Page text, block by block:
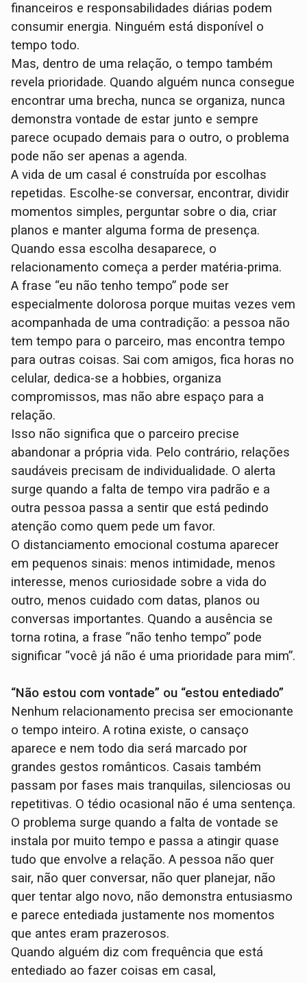
financeiros e responsabilidades diárias podem
consumir energia. Ninguém está disponível o
tempo todo.
Mas, dentro de uma relação, o tempo também
revela prioridade. Quando alguém nunca consegue
encontrar uma brecha, nunca se organiza, nunca
demonstra vontade de estar junto e sempre
parece ocupado demais para o outro, o problema
pode não ser apenas a agenda.
A vida de um casal é construída por escolhas
repetidas. Escolhe-se conversar, encontrar, dividir
momentos simples, perguntar sobre o dia, criar
planos e manter alguma forma de presença.
Quando essa escolha desaparece, o
relacionamento começa a perder matéria-prima.
A frase “eu não tenho tempo” pode ser
especialmente dolorosa porque muitas vezes vem
acompanhada de uma contradição: a pessoa não
tem tempo para o parceiro, mas encontra tempo
para outras coisas. Sai com amigos, fica horas no
celular, dedica-se a hobbies, organiza
compromissos, mas não abre espaço para a
relação.
Isso não significa que o parceiro precise
abandonar a própria vida. Pelo contrário, relações
saudáveis precisam de individualidade. O alerta
surge quando a falta de tempo vira padrão e a
outra pessoa passa a sentir que está pedindo
atenção como quem pede um favor.
O distanciamento emocional costuma aparecer
em pequenos sinais: menos intimidade, menos
interesse, menos curiosidade sobre a vida do
outro, menos cuidado com datas, planos ou
conversas importantes. Quando a ausência se
torna rotina, a frase “não tenho tempo” pode
significar “você já não é uma prioridade para mim”.
“Não estou com vontade” ou “estou entediado”
Nenhum relacionamento precisa ser emocionante
o tempo inteiro. A rotina existe, o cansaço
aparece e nem todo dia será marcado por
grandes gestos românticos. Casais também
passam por fases mais tranquilas, silenciosas ou
repetitivas. O tédio ocasional não é uma sentença.
O problema surge quando a falta de vontade se
instala por muito tempo e passa a atingir quase
tudo que envolve a relação. A pessoa não quer
sair, não quer conversar, não quer planejar, não
quer tentar algo novo, não demonstra entusiasmo
e parece entediada justamente nos momentos
que antes eram prazerosos.
Quando alguém diz com frequência que está
entediado ao fazer coisas em casal,